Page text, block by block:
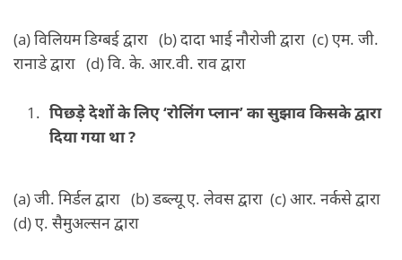
(a) विलियम डिग्बई द्वारा (b) दादा भाई नौरोजी द्वारा (c) एम. जी.
रानाडे द्वारा (d) वि. के. आर.वी. राव द्वारा
पिछड़े देशों के लिए ‘रोलिंग प्लान’ का सुझाव किसके द्वारा
दिया गया था ?
(a) जी. मिर्डल द्वारा (b) डब्ल्यू ए. लेवस द्वारा (c) आर. नर्कसे द्वारा
(d) ए. सैमुअल्सन द्वारा